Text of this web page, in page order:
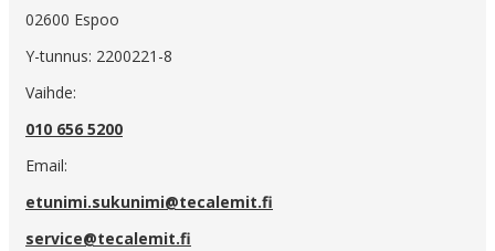
02600 Espoo
Y-tunnus: 2200221-8
Vaihde:
010 656 5200
Email:
etunimi.sukunimi@tecalemit.fi
service@tecalemit.fi